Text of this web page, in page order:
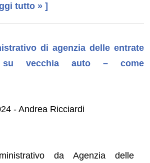
tutto » ]
di agenzia delle entrate
su vecchia auto – come
- Andrea Ricciardi
da Agenzia delle